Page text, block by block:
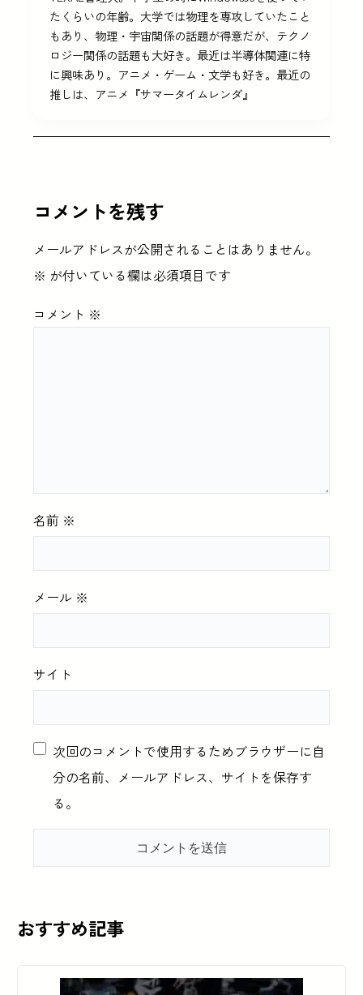
たくらいの年齢。大学では物理を専攻していたこと
もあり、物理・宇宙関係の話題が得意だが、テクノ
ロジー関係の話題も大好き。最近は半導体関連に特
に興味あり。アニメ・ゲーム・文学も好き。最近の
推しは、アニメ『サマータイムレンダ』
コメントを残す
メールアドレスが公開されることはありません。
※ が付いている欄は必須項目です
コメント ※
名前 ※
メール ※
サイト
次回のコメントで使用するためブラウザーに自
分の名前、メールアドレス、サイトを保存す
る。
おすすめ記事